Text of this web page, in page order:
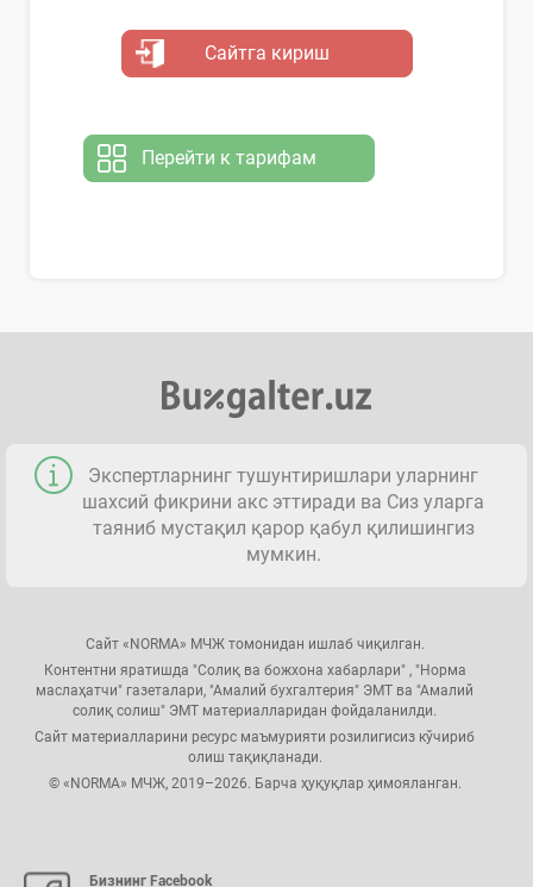
Сайтга кириш
Перейти к тарифам
Экспертларнинг тушунтиришлари уларнинг
шахсий фикрини акс эттиради ва Сиз уларга
таяниб мустақил қарор қабул қилишингиз
мумкин.
Сайт «NORMA» МЧЖ томонидан ишлаб чиқилган.
Контентни яратишда "Солиқ ва божхона хабарлари" , "Норма
маслаҳатчи" газеталари, "Амалий бухгалтерия" ЭМТ ва "Амалий
солиқ солиш" ЭМТ материалларидан фойдаланилди.
Сайт материалларини ресурс маъмурияти розилигисиз кўчириб
олиш тақиқланади.
© «NORMA» МЧЖ, 2019–2026. Барча ҳуқуқлар ҳимояланган.
Бизнинг Facebook